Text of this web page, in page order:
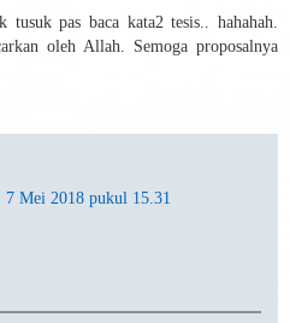
tusuk pas baca kata2 tesis.. hahahah.
oleh Allah. Semoga proposalnya
7 Mei 2018 pukul 15.31